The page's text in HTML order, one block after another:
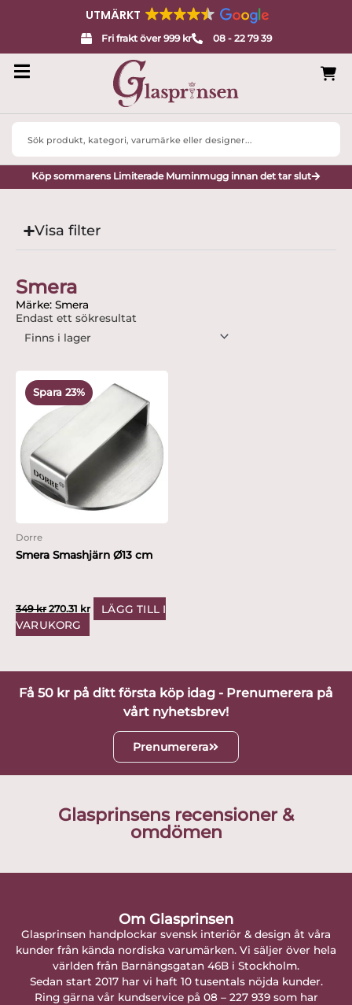
UTMÄRKT
Fri frakt över 999 kr 08 - 22 79 39
Search
Köp sommarens Limiterade Muminmugg innan det tar slut
Visa filter
Smera
Märke: Smera
Endast ett sökresultat
Spara 23%
Dorre
Smera Smashjärn Ø13 cm
349kr
ursprungliga
var:
270.31 kr
nuvarande
priset
270.31 kr.
LÄGG TILL I
VARUKORG
Få 50 kr på ditt första köp idag - Prenumerera på
vårt nyhetsbrev!
Prenumerera
Glasprinsens recensioner &
omdömen
Om Glasprinsen
Glasprinsen handplockar svensk interiör & design åt våra
kunder från kända nordiska varumärken. Vi säljer över hela
världen från Barnängsgatan 46B i Stockholm.
Sedan start 2017 har vi haft 10 tusentals nöjda kunder.
Ring gärna vår kundservice på 08 – 227 939 som har